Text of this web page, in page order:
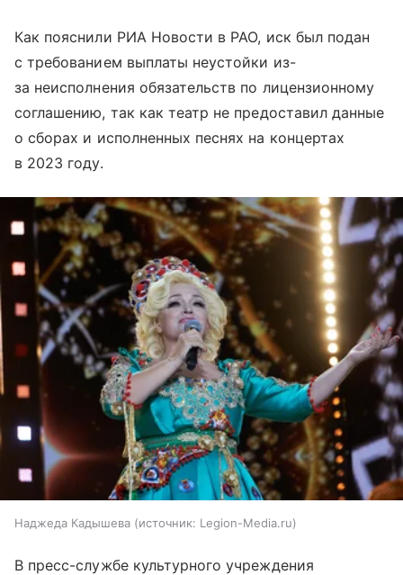
Как пояснили РИА Новости в РАО, иск был подан
с требованием выплаты неустойки из-
за неисполнения обязательств по лицензионному
соглашению, так как театр не предоставил данные
о сборах и исполненных песнях на концертах
в 2023 году.
Наджеда Кадышева источник: Legion-Media.ru
В пресс-службе культурного учреждения